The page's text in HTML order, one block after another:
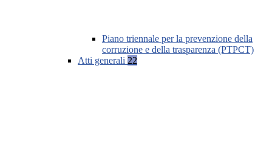
Piano triennale per la prevenzione della
corruzione e della trasparenza (PTPCT)
Atti generali 22